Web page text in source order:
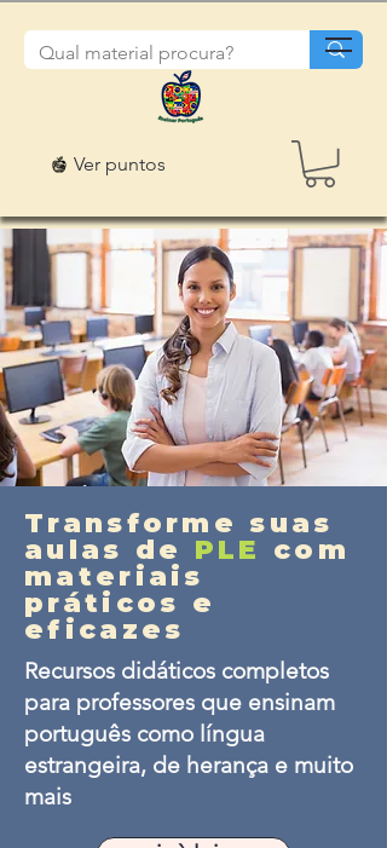
Ver puntos
Transforme suas
aulas de PLE com
materiais
práticos e
eficazes
Recursos didáticos completos
para professores que ensinam
português como língua
estrangeira, de herança e muito
mais